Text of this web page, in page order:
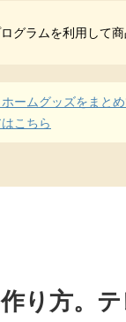
グラムを利用して商
ームグッズをまとめ
こちら
り方。